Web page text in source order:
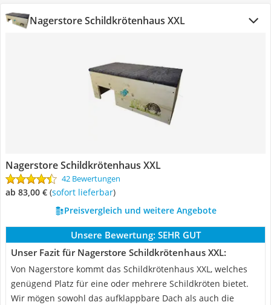
Nagerstore Schildkrötenhaus XXL
Nagerstore Schildkrötenhaus XXL
42 Bewertungen
ab 83,00 € ( Sofort lieferbar)
Preisvergleich und weitere Angebote
Unsere Bewertung: SEHR GUT
Unser Fazit für Nagerstore Schildkrötenhaus XXL:
Von Nagerstore kommt das Schildkrötenhaus XXL, welches
genügend Platz für eine oder mehrere Schildkröten bietet.
Wir mögen sowohl das aufklappbare Dach als auch die